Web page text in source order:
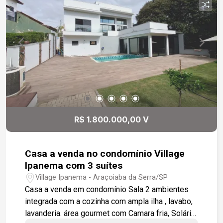
Pia esculpida em granito preto absoluto -
Banheiro social com acabamento moderno e
funcional. - Garagem coberta para dois veículos,
garantindo proteção e comodidade. - Design
contemporâneo, com excelente aproveitamento
dos espaços e acabamentos de alto padrão.
Essa casa é ideal para quem busca conforto,
elegância e segurança em um dos condomínios
mais valorizados da região. Entre em contato e
agende sua visita!
R$ 1.800.000,00 V
Casa a venda no condomínio Village
Ipanema com 3 suítes
Village Ipanema - Araçoiaba da Serra/SP
Casa a venda em condomínio Sala 2 ambientes
integrada com a cozinha com ampla ilha , lavabo,
lavanderia. área gourmet com Camara fria, Solário,